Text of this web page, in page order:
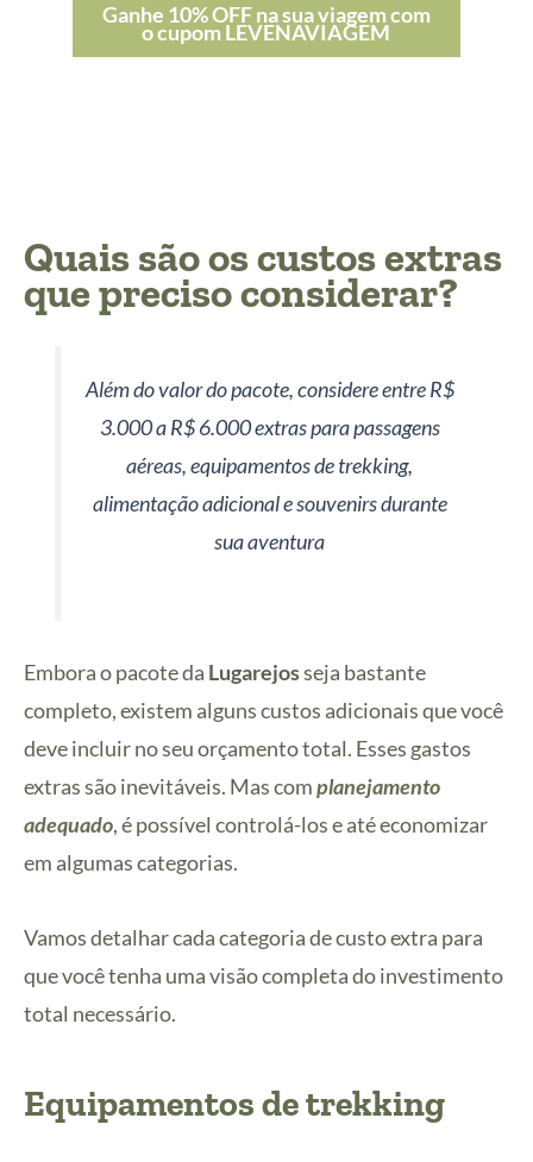
Ganhe 10% OFF na sua viagem com
o cupom LEVENAVIAGEM
Quais são os custos extras
que preciso considerar?
Além do valor do pacote, considere entre R$
3.000 a R$ 6.000 extras para passagens
aéreas, equipamentos de trekking,
alimentação adicional e souvenirs durante
sua aventura
Embora o pacote da Lugarejosseja bastante
completo, existem alguns custos adicionais que você
deve incluir no seu orçamento total. Esses gastos
extras são inevitáveis. Mas complanejamento
adequado, é possível controlá-los e até economizar
em algumas categorias.
Vamos detalhar cada categoria de custo extra para
que você tenha uma visão completa do investimento
total necessário.
Equipamentos de trekking